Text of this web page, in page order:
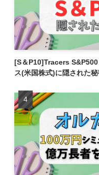
[S＆P10]Tracers
ス(米国株式)に隠された